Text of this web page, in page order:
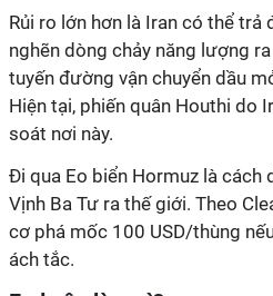
Rủi ro lớn hơn là Iran có thể trả
nghẽn dòng chảy năng lượng
tuyến đường vận chuyển dầu
Hiện tại, phiến quân Houthi do
soát nơi này.
Đi qua Eo biển Hormuz là cách
Vịnh Ba Tư ra thế giới. Theo
cơ phá mốc 100 USD/thùng
ách tắc.